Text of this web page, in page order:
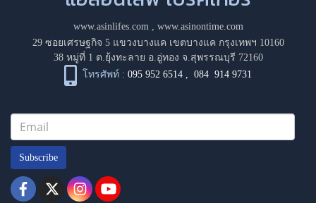
www.asinlifes.com, www.asinontime.com
29 ซอยเศรษฐกิจ 5 แขวงบางแค เขตบางแค กรุงเทพฯ 10160
38 หมู่ที่ 1 ต.ยุ้งทะลาย อ.อู่ทอง จ.สุพรรณบุรี 72160
โทรศัพท์ : 095 952 6514 ,084 914 9731
Subscribe